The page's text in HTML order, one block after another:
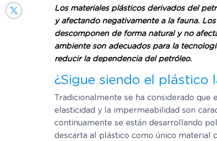
Los materiales plásticos derivados del
y afectando negativamente a la fauna.
descomponen de forma natural y no
ambiente son adecuados para la
reducir la dependencia del petróleo.
¿Sigue siendo el plástico
Tradicionalmente se ha considerado que
elasticidad y la impermeabilidad son
continuamente se están desarrollando
descarta al plástico como único material